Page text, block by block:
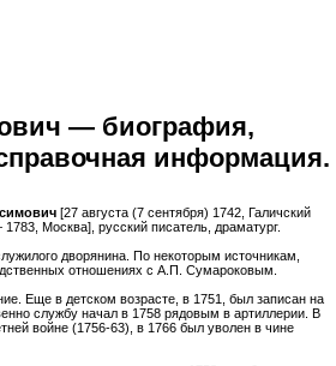
— биография,
информация.
[27 августа (7 сентября) 1742, Галичский
Москва], русский писатель, драматург.
дворянина. По некоторым источникам,
отношениях с А.П. Сумароковым.
Еще в детском возрасте, в 1751, был записан на
службу начал в 1758 рядовым в артиллерии. В
войне (1756-63), в 1766 был уволен в чине